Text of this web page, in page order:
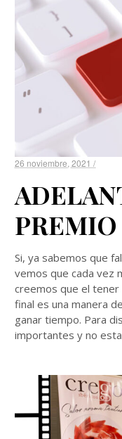
26 noviembre, 2021 /
PREMIO
Si, ya sabemos que
vemos que cada vez
creemos que el tener
final es una manera
ganar tiempo. Para
importantes y no